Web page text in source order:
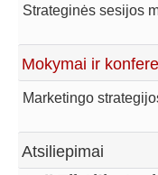
Strateginės sesijos
Mokymai ir
Marketingo
Atsiliepimai